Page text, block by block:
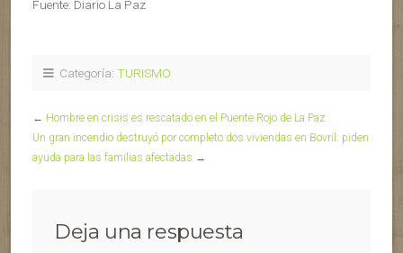
Fuente: Diario La Paz
Categoría: TURISMO
← Hombre en crisis es rescatado en el Puente Rojo de La Paz
Un gran incendio destruyó por completo dos viviendas en Bovril: piden
ayuda para las familias afectadas →
Deja una respuesta